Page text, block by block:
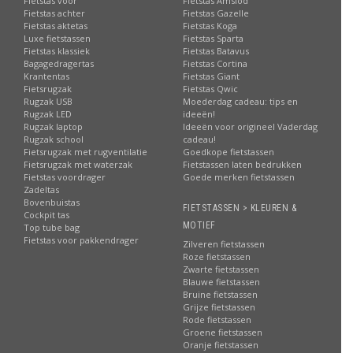
Fietstas achter
Fietstas aktetas
Luxe fietstassen
Fietstas klassiek
Bagagedragertas
Krantentas
Fietsrugzak
Rugzak USB
Rugzak LED
Rugzak laptop
Rugzak school
Fietsrugzak met rugventilatie
Fietsrugzak met waterzak
Fietstas voordrager
Zadeltas
Bovenbuistas
Cockpit tas
Top tube bag
Fietstas voor pakkendrager
Fietstas Gazelle
Fietstas Koga
Fietstas Sparta
Fietstas Batavus
Fietstas Cortina
Fietstas Giant
Fietstas Qwic
Moederdag cadeau: tips en
ideeën!
Ideeën voor origineel Vaderdag
cadeau!
Goedkope fietstassen
Fietstassen laten bedrukken
Goede merken fietstassen
FIETSTASSEN > KLEUREN &
MOTIEF
Zilveren fietstassen
Roze fietstassen
Zwarte fietstassen
Blauwe fietstassen
Bruine fietstassen
Grijze fietstassen
Rode fietstassen
Groene fietstassen
Oranje fietstassen